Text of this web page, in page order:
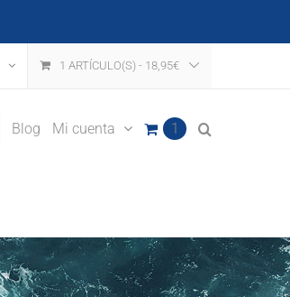
1 ARTÍCULO(S) - 18,95€
Blog Mi cuenta 1